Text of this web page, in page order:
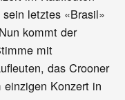
letztes «Brasil»
kommt der
mit
das Crooner
Konzert in